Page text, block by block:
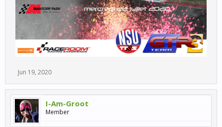
Jun 19, 2020
I-Am-Groot
Member